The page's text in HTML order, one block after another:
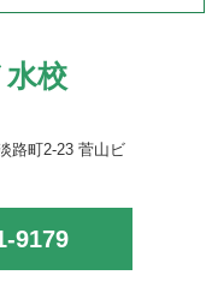
水校
路町2-23 菅山ビ
9179